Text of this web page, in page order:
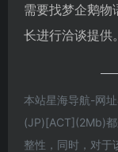
需要找梦企鹅
长进行洽谈提供
本站星海导航-网
(JP)[ACT](2Mb)
整性，同时，对于